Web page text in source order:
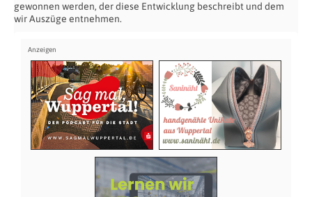
gewonnen werden, der diese Entwicklung beschreibt und dem
wir Auszüge entnehmen.